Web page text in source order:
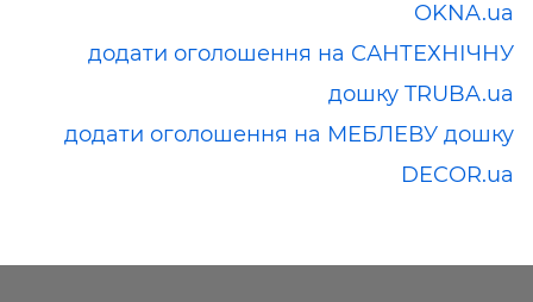
OKNA.ua
додати оголошення на САНТЕХНІЧНУ
дошку TRUBA.ua
додати оголошення на МЕБЛЕВУ дошку
DECOR.ua